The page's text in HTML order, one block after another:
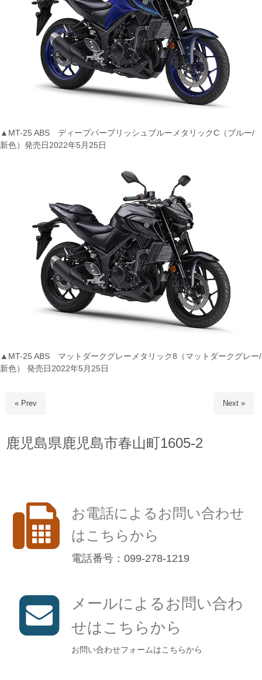
▲MT-25 ABS ディープパープリッシュブルーメタリックC（ブルー/
新色）発売日2022年5月25日
▲MT-25 ABS マットダークグレーメタリック8（マットダークグレー/
新色） 発売日2022年5月25日
« Prev Next »
鹿児島県鹿児島市春山町1605-2
お電話によるお問い合わせ
はこちらから
電話番号：099-278-1219
メールによるお問い合わ
せはこちらから
お問い合わせフォームはこちらから